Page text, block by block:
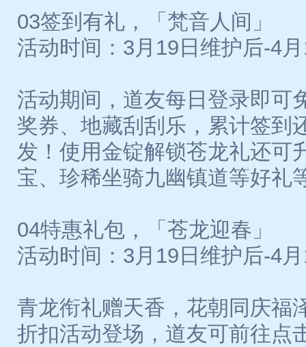
03签到有礼，「梵音人间」
活动时间：3月19日维护后-4
活动期间，道友每日登录即可
奖券、地藏刮刮乐，累计签到
发！使用金锭解锁苍龙礼还可
宝、珍稀坐骑九幽镇道等好礼
04特惠礼包，「苍龙迎春」
活动时间：3月19日维护后-4
青龙衔礼赠天香，花朝同庆福
折扣活动登场，道友可前往点